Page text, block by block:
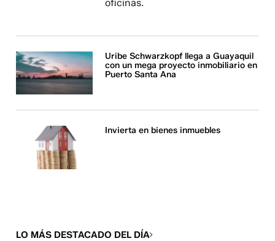
oficinas.
Uribe Schwarzkopf llega a Guayaquil
con un mega proyecto inmobiliario en
Puerto Santa Ana
Invierta en bienes inmuebles
LO MÁS DESTACADO DEL DÍA